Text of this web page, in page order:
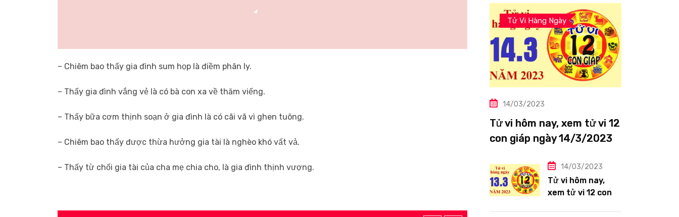
– Chiêm bao thấy gia đình sum họp là điềm phân ly.
– Thấy gia đình vắng vẻ là có bà con xa về thăm viếng.
– Thấy bữa cơm thịnh soạn ở gia đình là có cãi vã vì ghen tuông.
– Chiêm bao thấy được thừa hưởng gia tài là nghèo khó vất vả.
– Thấy từ chối gia tài của cha mẹ chia cho, là gia đình thịnh vượng.
Tử Vi Hàng Ngày
14/03/2023
Tử vi hôm nay, xem tử vi 12
con giáp ngày 14/3/2023:
sáng
14/03/2023
Tử vi hôm nay,
xem tử vi 12 con